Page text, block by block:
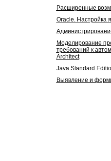
Расширенные
Oracle. Настройка
Моделирование
требований к
Architect
Java Standard
Выявление и